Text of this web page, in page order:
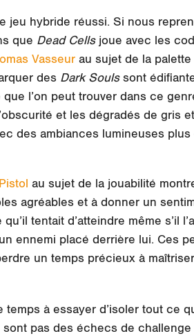
jeu hybride réussi. Si nous
que Dead Cellsjoue avec les
Vasseurau sujet de la
des Dark Soulssont
l’on peut trouver dans ce
et les dégradés de gris
des ambiances lumineuses
au sujet de la jouabilité
agréables et à donner un
tentait d’atteindre même s’il
ennemi placé derrière lui. Ces
un temps précieux à
temps à essayer d’isoler tout ce
pas des échecs de challenge